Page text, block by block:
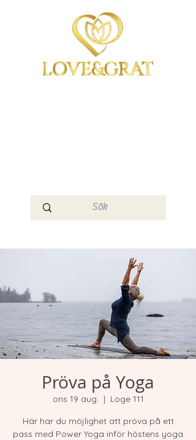
Pröva på Yoga
ons 19 aug.
  |
Loge 111
Här har du möjlighet att pröva på ett
pass med Power Yoga inför höstens yoga